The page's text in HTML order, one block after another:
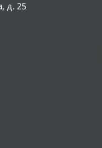
д. 25